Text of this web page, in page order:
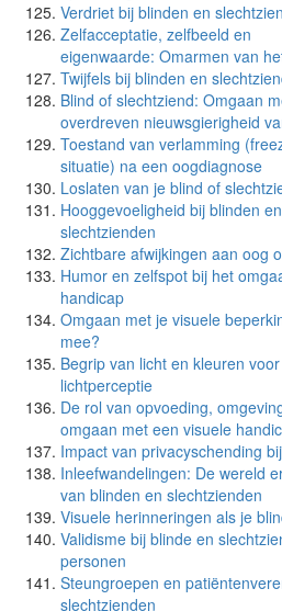
Verdriet bij blinden en
Zelfacceptatie, zelfbeeld en
eigenwaarde: Omarmen van
Twijfels bij blinden en
Blind of slechtziend: Omgaan
overdreven nieuwsgierigheid
Toestand van verlamming
situatie) na een oogdiagnose
Loslaten van je blind of
Hooggevoeligheid bij blinden en
slechtzienden
Zichtbare afwijkingen aan oog
Humor en zelfspot bij het
handicap
Omgaan met je visuele
mee?
Begrip van licht en kleuren
lichtperceptie
De rol van opvoeding,
omgaan met een visuele
Impact van privacyschending
Inleefwandelingen: De wereld
van blinden en slechtzienden
Visuele herinneringen als je
Validisme bij blinde en
personen
Steungroepen en
slechtzienden